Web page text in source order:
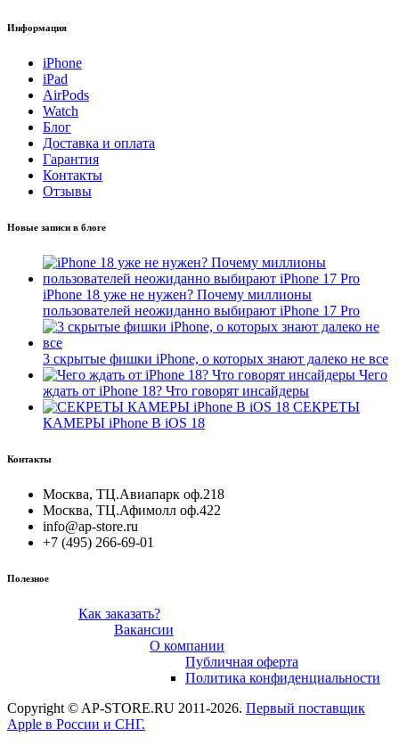
Информация
iPhone
iPad
AirPods
Watch
Блог
Доставка и оплата
Гарантия
Контакты
Отзывы
Новые записи в блоге
iPhone 18 уже не нужен? Почему миллионы
пользователей неожиданно выбирают iPhone 17 Pro
3 скрытые фишки iPhone, о которых знают далеко не все
Чего
ждать от iPhone 18? Что говорят инсайдеры
СЕКРЕТЫ
КАМЕРЫ iPhone В iOS 18
Контакты
Москва, ТЦ.Авиапарк оф.218
Москва, ТЦ.Афимолл оф.422
info@ap-store.ru
+7 (495) 266-69-01
Полезное
Как заказать?
Вакансии
О компании
Публичная оферта
Политика конфиденциальности
Copyright © AP-STORE.RU 2011-2026. Первый поставщик
Apple в России и СНГ.